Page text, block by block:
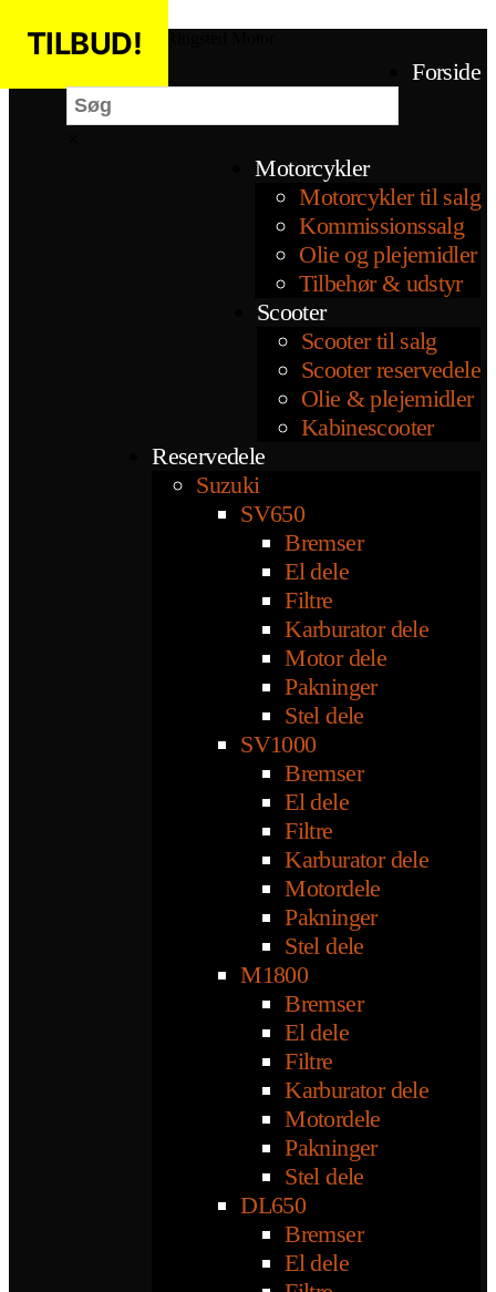
Forside
Motorcykler
Motorcykler til salg
Kommissionssalg
Olie og plejemidler
Tilbehør & udstyr
Scooter
Scooter til salg
Scooter reservedele
Olie & plejemidler
Kabinescooter
Reservedele
Suzuki
SV650
Bremser
El dele
Filtre
Karburator dele
Motor dele
Pakninger
Stel dele
SV1000
Bremser
El dele
Filtre
Karburator dele
Motordele
Pakninger
Stel dele
M1800
Bremser
El dele
Filtre
Karburator dele
Motordele
Pakninger
Stel dele
DL650
Bremser
El dele
TILBUD!
TILBUD!
TILBUD!
TILBUD!